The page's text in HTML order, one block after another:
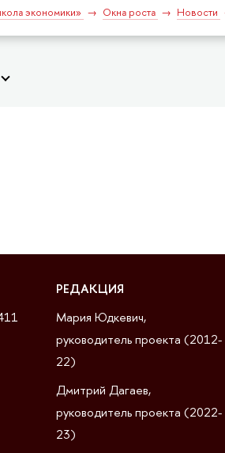
экономики» Окна роста Новости
РЕДАКЦИЯ
Мария Юдкевич,
руководитель проекта (2012-
22)
Дмитрий Дагаев,
руководитель проекта (2022-
23)